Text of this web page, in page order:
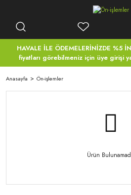
HAVALE İLE ÖDEMELERİNİZDE %5
fiyatları görebilmeniz için üye girişi
Anasayfa Ön-işlemler
Ürün